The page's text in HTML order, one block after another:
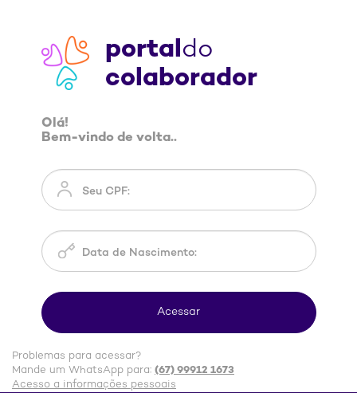
portaldo
colaborador
Olá!
Bem-vindo de volta..
Problemas para acessar?
Mande um WhatsApp para: (67) 99912 1673
Acesso a informações pessoais